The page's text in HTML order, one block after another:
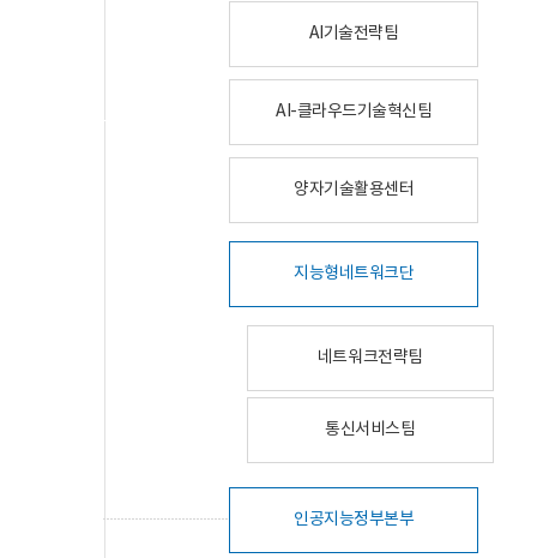
AI기술전략팀
AI-클라우드기술혁신팀
양자기술활용센터
지능형네트워크단
네트워크전략팀
통신서비스팀
인공지능정부본부